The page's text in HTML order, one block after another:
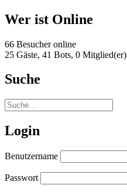
Wer ist Online
66 Besucher online
25 Gäste, 41 Bots, 0 Mitglied(er)
Suche
Login
Benutzername
Passwort